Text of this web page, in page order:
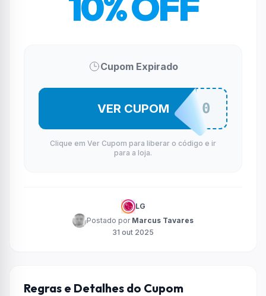
Cupom Expirado
LGBOO10
VER CUPOM
Clique em Ver Cupom para liberar o código e ir
para a loja.
LG
Postado por Marcus Tavares
31 out 2025
Regras e Detalhes do Cupom